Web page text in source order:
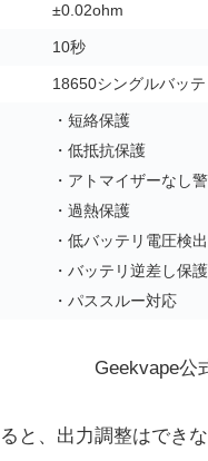
±0.02ohm
10秒
18650シングルバッテ
・短絡保護
・低抵抗保護
・アトマイザーなし
・過熱保護
・低バッテリ電圧検出
・バッテリ逆差し保護
・パススルー対応
Geekvape公
と、出力調整はできな